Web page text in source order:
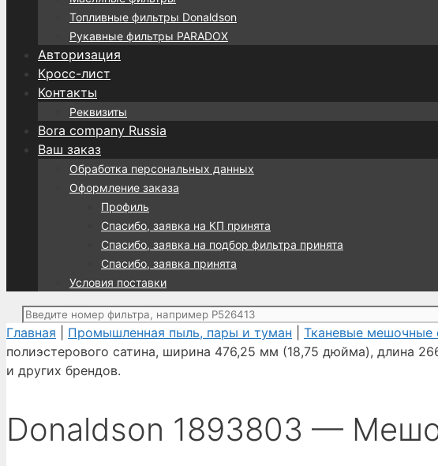
Топливные фильтры Donaldson
Рукавные фильтры PARADOX
Авторизация
Кросс-лист
Контакты
Реквизиты
Bora company Russia
Ваш заказ
Обработка персональных данных
Оформление заказа
Профиль
Спасибо, заявка на КП принята
Спасибо, заявка на подбор фильтра принята
Спасибо, заявка принята
Условия поставки
Поиск:
Главная
Промышленная пыль, пары и туман Тканевые мешочные
полиэстерового сатина, ширина 476,25 мм (18,75 дюйма), длина
и других брендов.
Donaldson 1893803 —